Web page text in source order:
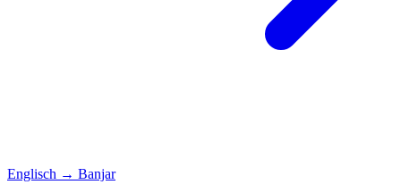
Englisch → Banjar